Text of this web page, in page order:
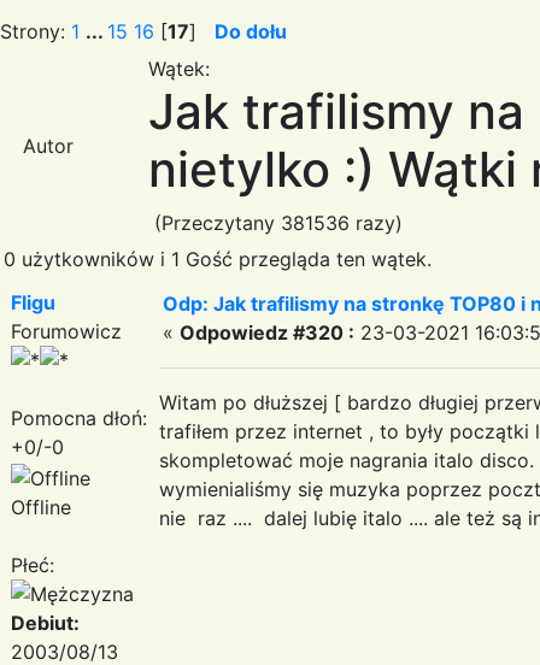
Strony: 1 ... 15 16 [17] Do dołu
Autor
Wątek:
Jak trafilismy
nietylko :) Wątki
(Przeczytany 381536 razy)
0 użytkowników i 1 Gość przegląda ten wątek.
Fligu
Forumowicz
Pomocna dłoń:
+0/-0
Offline
Płeć:
Debiut:
2003/08/13
Odp: Jak trafilismy na stronkę TOP80 i
« Odpowiedz #320 : 23-03-2021
Witam po dłuższej [ bardzo długiej
trafiłem przez internet , to były początki
skompletować moje nagrania italo
wymienialiśmy się muzyka poprzez
nie raz .... dalej lubię italo .... ale też są